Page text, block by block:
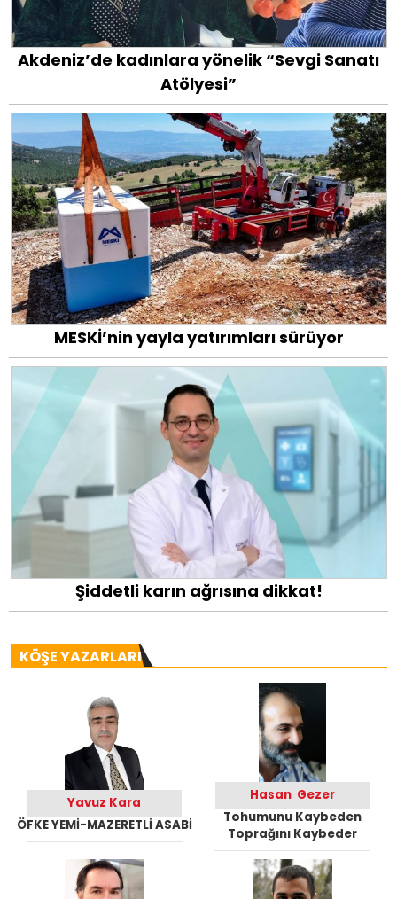
Akdeniz’de kadınlara yönelik “Sevgi Sanatı
Atölyesi”
MESKİ’nin yayla yatırımları sürüyor
Şiddetli karın ağrısına dikkat!
KÖŞE YAZARLARI
Yavuz Kara
ÖFKE YEMİ-MAZERETLİ ASABİ
Hasan Gezer
Tohumunu Kaybeden
Toprağını Kaybeder